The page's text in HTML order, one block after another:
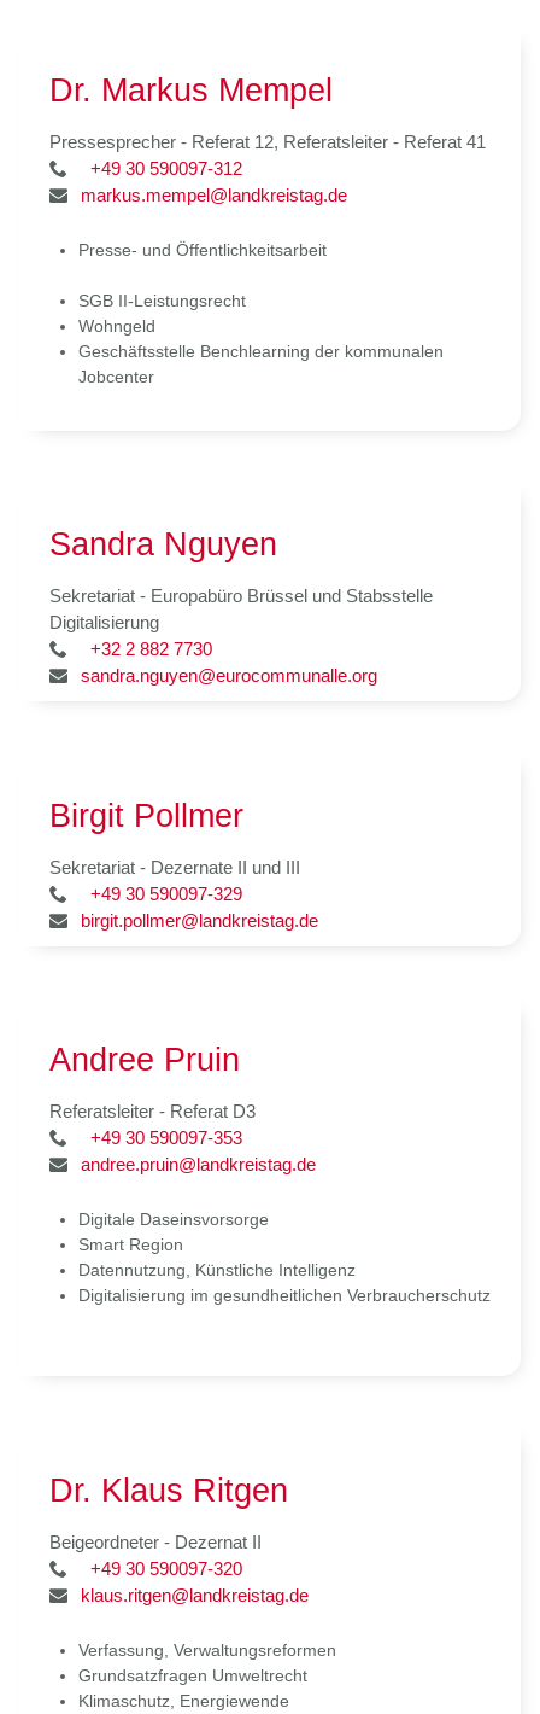
Dr. Markus Mempel
Pressesprecher - Referat 12, Referatsleiter - Referat 41
+49 30 590097-312
markus.mempel@landkreistag.de
Presse- und Öffentlichkeitsarbeit
SGB II-Leistungsrecht
Wohngeld
Geschäftsstelle Benchlearning der kommunalen
Jobcenter
Sandra Nguyen
Sekretariat - Europabüro Brüssel und Stabsstelle
Digitalisierung
+32 2 882 7730
sandra.nguyen@eurocommunalle.org
Birgit Pollmer
Sekretariat - Dezernate II und III
+49 30 590097-329
birgit.pollmer@landkreistag.de
Andree Pruin
Referatsleiter - Referat D3
+49 30 590097-353
andree.pruin@landkreistag.de
Digitale Daseinsvorsorge
Smart Region
Datennutzung, Künstliche Intelligenz
Digitalisierung im gesundheitlichen Verbraucherschutz
Dr. Klaus Ritgen
Beigeordneter - Dezernat II
+49 30 590097-320
klaus.ritgen@landkreistag.de
Verfassung, Verwaltungsreformen
Grundsatzfragen Umweltrecht
Klimaschutz, Energiewende